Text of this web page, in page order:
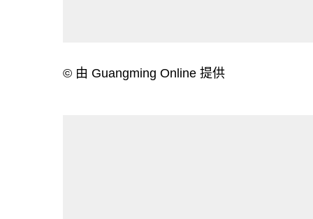
© 由 Guangming Online 提供